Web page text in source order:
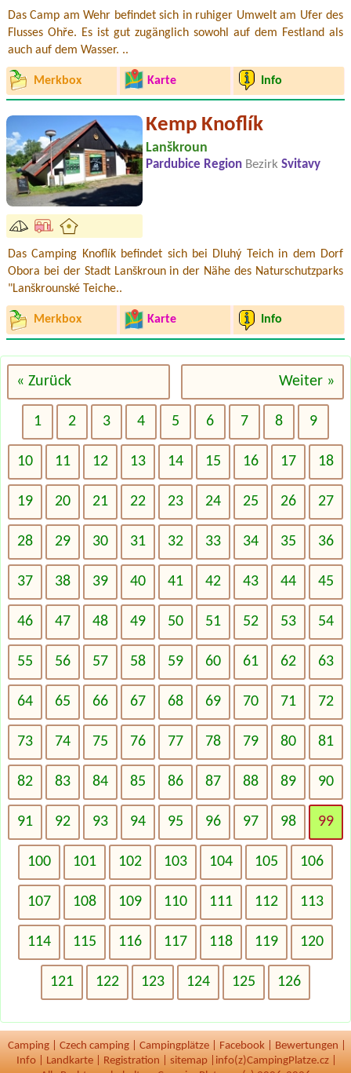
Das Camp am Wehr befindet sich in ruhiger Umwelt am Ufer des
Flusses Ohře. Es ist gut zugänglich sowohl auf dem Festland als
auch auf dem Wasser. ..
Merkbox Karte Info
Kemp Knoflík
Lanškroun
Pardubice Region Bezirk Svitavy
Das Camping Knoflík befindet sich bei Dluhý Teich in dem Dorf
Obora bei der Stadt Lanškroun in der Nähe des Naturschutzparks
"Lanškrounské Teiche..
Merkbox Karte Info
« Zurück Weiter »
1 2 3 4 5 6 7 8 9
10 11 12 13 14 15 16 17 18
19 20 21 22 23 24 25 26 27
28 29 30 31 32 33 34 35 36
37 38 39 40 41 42 43 44 45
46 47 48 49 50 51 52 53 54
55 56 57 58 59 60 61 62 63
64 65 66 67 68 69 70 71 72
73 74 75 76 77 78 79 80 81
82 83 84 85 86 87 88 89 90
91 92 93 94 95 96 97 98 99
100 101 102 103 104 105 106
107 108 109 110 111 112 113
114 115 116 117 118 119 120
121 122 123 124 125 126
Camping Czech camping Campingplätze Facebook Bewertungen
Info
Landkarte Registration sitemap
info(z)CampingPlatze.cz |